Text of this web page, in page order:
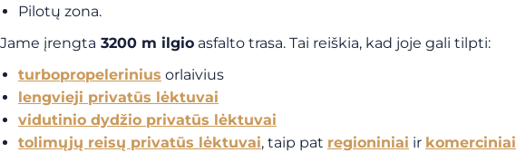
Pilotų zona.
Jame įrengta 3200 m ilgio asfalto trasa. Tai reiškia, kad joje gali tilpti:
turbopropelerinius orlaivius
lengvieji privatūs lėktuvai
vidutinio dydžio privatūs lėktuvai
tolimųjų reisų privatūs lėktuvai, taip pat regioniniai ir komerciniai